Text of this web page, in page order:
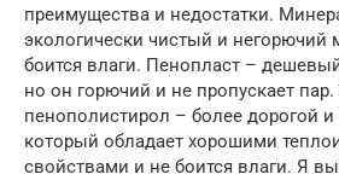
преимущества и недостатки.
экологически чистый и негорючий
боится влаги. Пенопласт –
но он горючий и не пропускает
пенополистирол – более дорогой
который обладает хорошими
свойствами и не боится влаги. Я